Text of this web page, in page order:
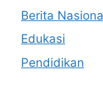
Berita
Edukasi
Pendidikan